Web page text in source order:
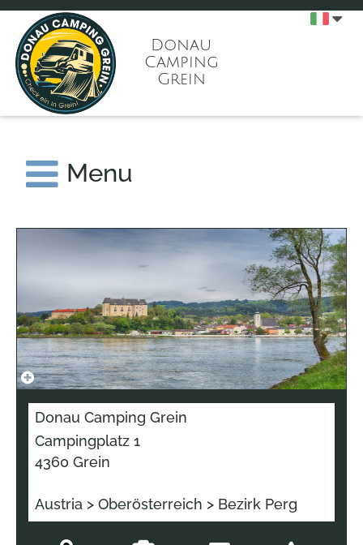
Donau
Camping
Grein
Menu
Donau Camping Grein
Campingplatz 1
4360 Grein
Austria > Oberösterreich > Bezirk Perg